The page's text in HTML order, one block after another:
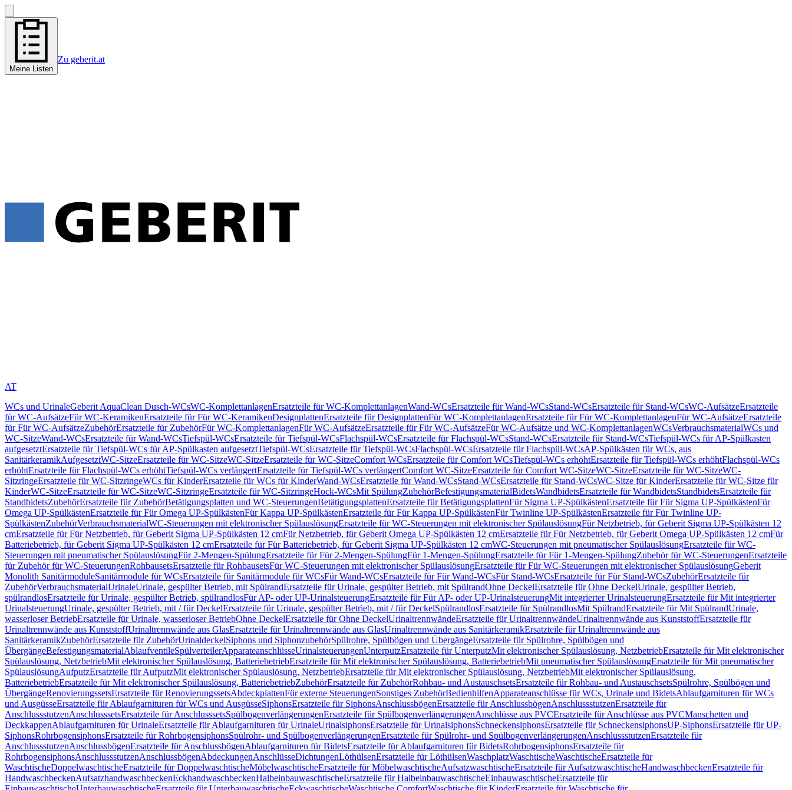
Meine Listen
Zu geberit.at
AT
WCs und UrinaleGeberit AquaClean Dusch-WCsWC-KomplettanlagenErsatzteile für WC-KomplettanlagenWand-WCsErsatzteile für Wand-WCsStand-WCsErsatzteile für Stand-WCsWC-AufsätzeErsatzteile
für WC-AufsätzeFür WC-KeramikenErsatzteile für Für WC-KeramikenDesignplattenErsatzteile für DesignplattenFür WC-KomplettanlagenErsatzteile für Für WC-KomplettanlagenFür WC-AufsätzeErsatzteile
für Für WC-AufsätzeZubehörErsatzteile für ZubehörFür WC-KomplettanlagenFür WC-AufsätzeErsatzteile für Für WC-AufsätzeFür WC-Aufsätze und WC-KomplettanlagenWCsVerbrauchsmaterialWCs und
WC-SitzeWand-WCsErsatzteile für Wand-WCsTiefspül-WCsErsatzteile für Tiefspül-WCsFlachspül-WCsErsatzteile für Flachspül-WCsStand-WCsErsatzteile für Stand-WCsTiefspül-WCs für AP-Spülkasten
aufgesetztErsatzteile für Tiefspül-WCs für AP-Spülkasten aufgesetztTiefspül-WCsErsatzteile für Tiefspül-WCsFlachspül-WCsErsatzteile für Flachspül-WCsAP-Spülkästen für WCs, aus
SanitärkeramikAufgesetztWC-SitzeErsatzteile für WC-SitzeWC-SitzeErsatzteile für WC-SitzeComfort WCsErsatzteile für Comfort WCsTiefspül-WCs erhöhtErsatzteile für Tiefspül-WCs erhöhtFlachspül-WCs
erhöhtErsatzteile für Flachspül-WCs erhöhtTiefspül-WCs verlängertErsatzteile für Tiefspül-WCs verlängertComfort WC-SitzeErsatzteile für Comfort WC-SitzeWC-SitzeErsatzteile für WC-SitzeWC-
SitzringeErsatzteile für WC-SitzringeWCs für KinderErsatzteile für WCs für KinderWand-WCsErsatzteile für Wand-WCsStand-WCsErsatzteile für Stand-WCsWC-Sitze für KinderErsatzteile für WC-Sitze für
KinderWC-SitzeErsatzteile für WC-SitzeWC-SitzringeErsatzteile für WC-SitzringeHock-WCsMit SpülungZubehörBefestigungsmaterialBidetsWandbidetsErsatzteile für WandbidetsStandbidetsErsatzteile für
StandbidetsZubehörErsatzteile für ZubehörBetätigungsplatten und WC-SteuerungenBetätigungsplattenErsatzteile für BetätigungsplattenFür Sigma UP-SpülkästenErsatzteile für Für Sigma UP-SpülkästenFür
Omega UP-SpülkästenErsatzteile für Für Omega UP-SpülkästenFür Kappa UP-SpülkästenErsatzteile für Für Kappa UP-SpülkästenFür Twinline UP-SpülkästenErsatzteile für Für Twinline UP-
SpülkästenZubehörVerbrauchsmaterialWC-Steuerungen mit elektronischer SpülauslösungErsatzteile für WC-Steuerungen mit elektronischer SpülauslösungFür Netzbetrieb, für Geberit Sigma UP-Spülkästen 12
cmErsatzteile für Für Netzbetrieb, für Geberit Sigma UP-Spülkästen 12 cmFür Netzbetrieb, für Geberit Omega UP-Spülkästen 12 cmErsatzteile für Für Netzbetrieb, für Geberit Omega UP-Spülkästen 12 cmFür
Batteriebetrieb, für Geberit Sigma UP-Spülkästen 12 cmErsatzteile für Für Batteriebetrieb, für Geberit Sigma UP-Spülkästen 12 cmWC-Steuerungen mit pneumatischer SpülauslösungErsatzteile für WC-
Steuerungen mit pneumatischer SpülauslösungFür 2-Mengen-SpülungErsatzteile für Für 2-Mengen-SpülungFür 1-Mengen-SpülungErsatzteile für Für 1-Mengen-SpülungZubehör für WC-SteuerungenErsatzteile
für Zubehör für WC-SteuerungenRohbausetsErsatzteile für RohbausetsFür WC-Steuerungen mit elektronischer SpülauslösungErsatzteile für Für WC-Steuerungen mit elektronischer SpülauslösungGeberit
Monolith SanitärmoduleSanitärmodule für WCsErsatzteile für Sanitärmodule für WCsFür Wand-WCsErsatzteile für Für Wand-WCsFür Stand-WCsErsatzteile für Für Stand-WCsZubehörErsatzteile für
ZubehörVerbrauchsmaterialUrinaleUrinale, gespülter Betrieb, mit SpülrandErsatzteile für Urinale, gespülter Betrieb, mit SpülrandOhne DeckelErsatzteile für Ohne DeckelUrinale, gespülter Betrieb,
spülrandlosErsatzteile für Urinale, gespülter Betrieb, spülrandlosFür AP- oder UP-UrinalsteuerungErsatzteile für Für AP- oder UP-UrinalsteuerungMit integrierter UrinalsteuerungErsatzteile für Mit integrierter
UrinalsteuerungUrinale, gespülter Betrieb, mit / für DeckelErsatzteile für Urinale, gespülter Betrieb, mit / für DeckelSpülrandlosErsatzteile für SpülrandlosMit SpülrandErsatzteile für Mit SpülrandUrinale,
wasserloser BetriebErsatzteile für Urinale, wasserloser BetriebOhne DeckelErsatzteile für Ohne DeckelUrinaltrennwändeErsatzteile für UrinaltrennwändeUrinaltrennwände aus KunststoffErsatzteile für
Urinaltrennwände aus KunststoffUrinaltrennwände aus GlasErsatzteile für Urinaltrennwände aus GlasUrinaltrennwände aus SanitärkeramikErsatzteile für Urinaltrennwände aus
SanitärkeramikZubehörErsatzteile für ZubehörUrinaldeckelSiphons und SiphonzubehörSpülrohre, Spülbögen und ÜbergängeErsatzteile für Spülrohre, Spülbögen und
ÜbergängeBefestigungsmaterialAblaufventileSpülverteilerApparateanschlüsseUrinalsteuerungenUnterputzErsatzteile für UnterputzMit elektronischer Spülauslösung, NetzbetriebErsatzteile für Mit elektronischer
Spülauslösung, NetzbetriebMit elektronischer Spülauslösung, BatteriebetriebErsatzteile für Mit elektronischer Spülauslösung, BatteriebetriebMit pneumatischer SpülauslösungErsatzteile für Mit pneumatischer
SpülauslösungAufputzErsatzteile für AufputzMit elektronischer Spülauslösung, NetzbetriebErsatzteile für Mit elektronischer Spülauslösung, NetzbetriebMit elektronischer Spülauslösung,
BatteriebetriebErsatzteile für Mit elektronischer Spülauslösung, BatteriebetriebZubehörErsatzteile für ZubehörRohbau- und AustauschsetsErsatzteile für Rohbau- und AustauschsetsSpülrohre, Spülbögen und
ÜbergängeRenovierungssetsErsatzteile für RenovierungssetsAbdeckplattenFür externe SteuerungenSonstiges ZubehörBedienhilfenApparateanschlüsse für WCs, Urinale und BidetsAblaufgarnituren für WCs
und AusgüsseErsatzteile für Ablaufgarnituren für WCs und AusgüsseSiphonsErsatzteile für SiphonsAnschlussbögenErsatzteile für AnschlussbögenAnschlussstutzenErsatzteile für
AnschlussstutzenAnschlusssetsErsatzteile für AnschlusssetsSpülbogenverlängerungenErsatzteile für SpülbogenverlängerungenAnschlüsse aus PVCErsatzteile für Anschlüsse aus PVCManschetten und
DeckkappenAblaufgarnituren für UrinaleErsatzteile für Ablaufgarnituren für UrinaleUrinalsiphonsErsatzteile für UrinalsiphonsSchneckensiphonsErsatzteile für SchneckensiphonsUP-SiphonsErsatzteile für UP-
SiphonsRohrbogensiphonsErsatzteile für RohrbogensiphonsSpülrohr- und SpülbogenverlängerungenErsatzteile für Spülrohr- und SpülbogenverlängerungenAnschlussstutzenErsatzteile für
AnschlussstutzenAnschlussbögenErsatzteile für AnschlussbögenAblaufgarnituren für BidetsErsatzteile für Ablaufgarnituren für BidetsRohrbogensiphonsErsatzteile für
RohrbogensiphonsAnschlussstutzenAnschlussbögenAbdeckungenAnschlüsseDichtungenLöthülsenErsatzteile für LöthülsenWaschplatzWaschtischeWaschtischeErsatzteile für
WaschtischeDoppelwaschtischeErsatzteile für DoppelwaschtischeMöbelwaschtischeErsatzteile für MöbelwaschtischeAufsatzwaschtischeErsatzteile für AufsatzwaschtischeHandwaschbeckenErsatzteile für
HandwaschbeckenAufsatzhandwaschbeckenEckhandwaschbeckenHalbeinbauwaschtischeErsatzteile für HalbeinbauwaschtischeEinbauwaschtischeErsatzteile für